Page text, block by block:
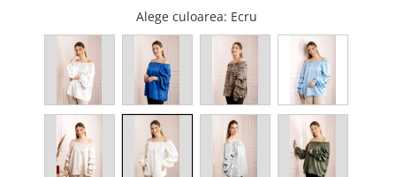
Alege culoarea: Ecru